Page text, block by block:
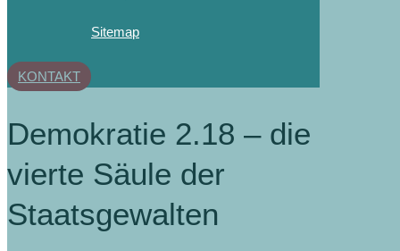
Sitemap
KONTAKT
Demokratie 2.18 – die
vierte Säule der
Staatsgewalten